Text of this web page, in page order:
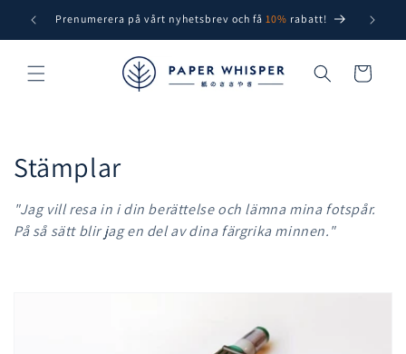
vidare
till
innehåll
Prenumerera på vårt nyhetsbrev och få 10% rabatt! Free
Varukorg
P
r
o
Stämplar
"Jag vill resa in i din berättelse och lämna mina fotspår.
På så sätt blir jag en del av dina färgrika minnen."